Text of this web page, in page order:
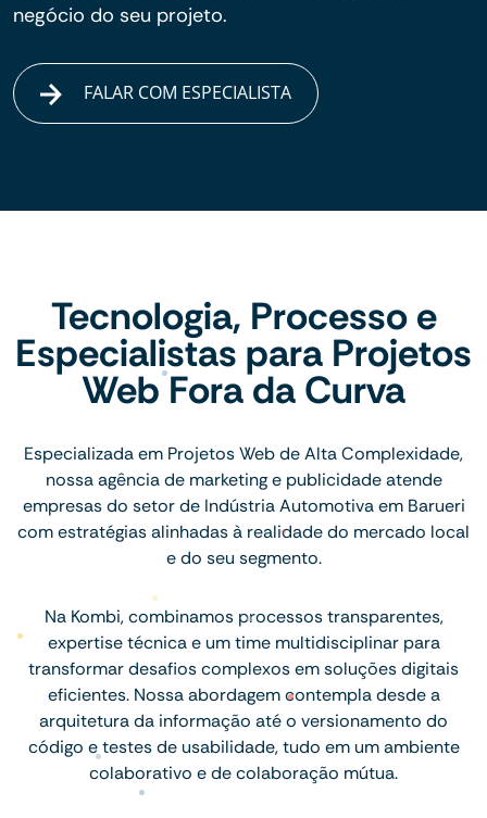
negócio do seu projeto.
FALAR COM ESPECIALISTA
Tecnologia, Processo e
Especialistas para Projetos
Web Fora da Curva
Especializada em Projetos Web de Alta Complexidade,
nossa agência de marketing e publicidade atende
empresas do setor de Indústria Automotiva em Barueri
com estratégias alinhadas à realidade do mercado local
e do seu segmento.
Na Kombi, combinamos processos transparentes,
expertise técnica e um time multidisciplinar para
transformar desafios complexos em soluções digitais
eficientes. Nossa abordagem contempla desde a
arquitetura da informação até o versionamento do
código e testes de usabilidade, tudo em um ambiente
colaborativo e de colaboração mútua.